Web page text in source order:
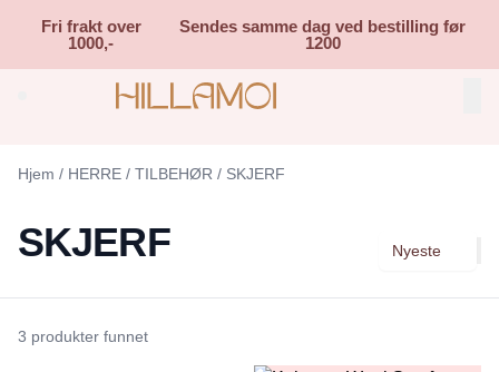
Fri frakt over
1000,-
Sendes samme dag ved bestilling før
1200
Search (⌘K)
Hjem / HERRE / TILBEHØR / SKJERF
SKJERF Nyeste
3 produkter funnet